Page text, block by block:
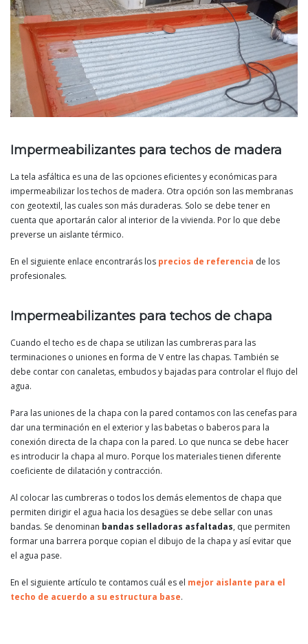
Impermeabilizantes para techos de madera
La tela asfáltica es una de las opciones eficientes y económicas para
impermeabilizar los techos de madera. Otra opción son las membranas
con geotextil, las cuales son más duraderas. Solo se debe tener en
cuenta que aportarán calor al interior de la vivienda. Por lo que debe
preverse un aislante térmico.
En el siguiente enlace encontrarás los precios de referencia de los
profesionales.
Impermeabilizantes para techos de chapa
Cuando el techo es de chapa se utilizan las cumbreras para las
terminaciones o uniones en forma de V entre las chapas. También se
debe contar con canaletas, embudos y bajadas para controlar el flujo del
agua.
Para las uniones de la chapa con la pared contamos con las cenefas para
dar una terminación en el exterior y las babetas o baberos para la
conexión directa de la chapa con la pared. Lo que nunca se debe hacer
es introducir la chapa al muro. Porque los materiales tienen diferente
coeficiente de dilatación y contracción.
Al colocar las cumbreras o todos los demás elementos de chapa que
permiten dirigir el agua hacia los desagües se debe sellar con unas
bandas. Se denominan bandas selladoras asfaltadas, que permiten
formar una barrera porque copian el dibujo de la chapa y así evitar que
el agua pase.
En el siguiente artículo te contamos cuál es el mejor aislante para el
techo de acuerdo a su estructura base.